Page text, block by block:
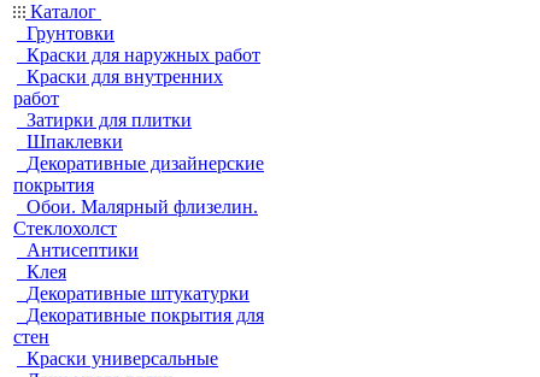
Каталог
Грунтовки
Краски для наружных работ
Краски для внутренних
работ
Затирки для плитки
Шпаклевки
Декоративные дизайнерские
покрытия
Обои. Малярный флизелин.
Стеклохолст
Антисептики
Клея
Декоративные штукатурки
Декоративные покрытия для
стен
Краски универсальные